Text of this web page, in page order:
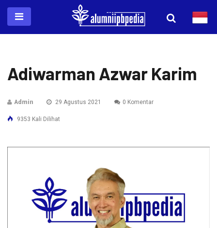
Adiwarman Azwar Karim
Admin 29 Agustus 2021 0 Komentar
9353 Kali Dilihat